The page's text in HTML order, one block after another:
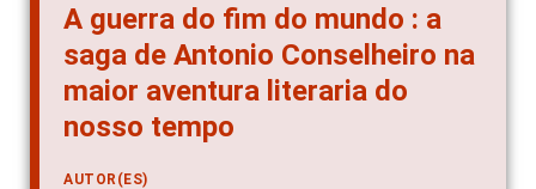
A guerra do fim do mundo : a
saga de Antonio Conselheiro na
maior aventura literaria do
nosso tempo
AUTOR(ES)